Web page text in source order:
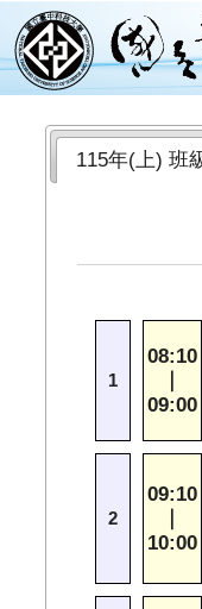
115年(上) 班
1
08:10
09:00
2
09:10
10:00